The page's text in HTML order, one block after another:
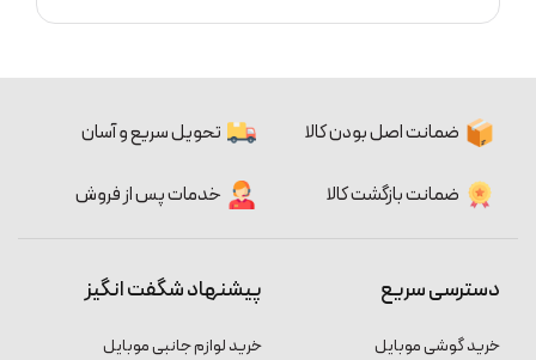
ضمانت اصل بودن کالا تحویل سریع و آسان
ضمانت بازگشت کالا خدمات پس از فروش
دسترسی سریع
خرید گوشی موبایل
پیشنهاد شگفت انگیز
خرید لوازم جانبی موبایل